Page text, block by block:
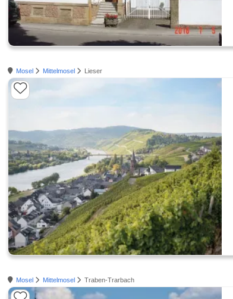
Mosel Mittelmosel Lieser
Mosel Mittelmosel Traben-Trarbach